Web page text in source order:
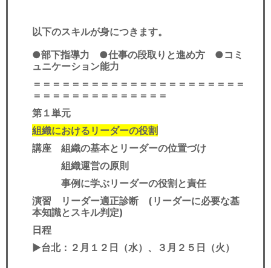
以下のスキルが身につきます。
●部下指導力 ●仕事の段取りと進め方 ●コミ
ュニケーション能力
＝＝＝＝＝＝＝＝＝＝＝＝＝＝＝＝＝＝＝＝＝＝
＝＝＝＝＝＝＝＝＝＝＝＝＝＝
第１単元
組織におけるリーダーの役割
講座 組織の基本とリーダーの位置づけ
組織運営の原則
事例に学ぶリーダーの役割と責任
演習 リーダー適正診断 (リーダーに必要な基
本知識とスキル判定)
日程
▶︎台北：２月１２日（水）、３月２５日（火）